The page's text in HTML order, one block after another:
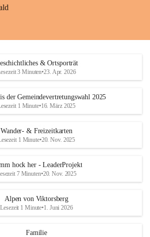
& Ortsporträt
3 Minuten•23. Apr. 2026
der Gemeindevertretungswahl 2025
1 Minute•16. März 2025
Wander- & Freizeitkarten
1 Minute•20. Nov. 2025
hock her - LeaderProjekt
7 Minuten•20. Nov. 2025
Alpen von Viktorsberg
Lesezeit 1 Minute•1. Juni 2026
Familie